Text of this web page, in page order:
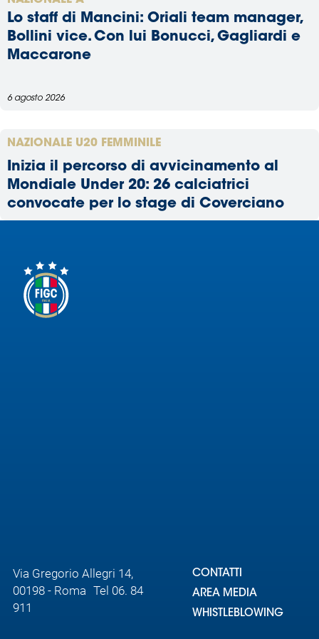
Lo staff di Mancini: Oriali team manager,
Bollini vice. Con lui Bonucci, Gagliardi e
Maccarone
6 agosto 2026
NAZIONALE U20 FEMMINILE
Inizia il percorso di avvicinamento al
Mondiale Under 20: 26 calciatrici
convocate per lo stage di Coverciano
Via Gregorio Allegri 14,
00198 - Roma Tel 06. 84
911
CONTATTI
AREA MEDIA
WHISTLEBLOWING